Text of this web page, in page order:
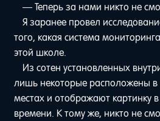
— Теперь за нами никто не
Я заранее провел
того, какая система
этой школе.
Из сотен установленных
лишь некоторые расположены
местах и отображают картинку
времени. К тому же, никто не